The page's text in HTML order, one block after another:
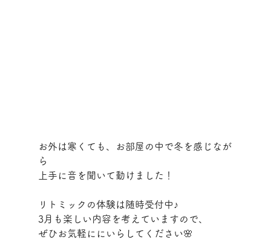
お外は寒くても、お部屋の中で冬を感じなが
ら
上手に音を聞いて動けました！
リトミックの体験は随時受付中♪
3月も楽しい内容を考えていますので、
ぜひお気軽ににいらしてください🌸